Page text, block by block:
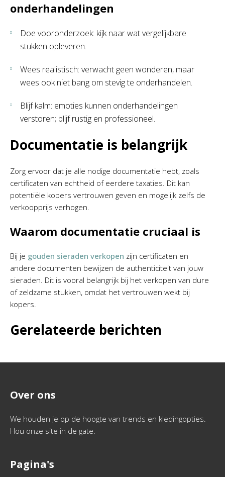
onderhandelingen
Doe vooronderzoek: kijk naar wat vergelijkbare
stukken opleveren.
Wees realistisch: verwacht geen wonderen, maar
wees ook niet bang om stevig te onderhandelen.
Blijf kalm: emoties kunnen onderhandelingen
verstoren; blijf rustig en professioneel.
Documentatie is belangrijk
Zorg ervoor dat je alle nodige documentatie hebt, zoals
certificaten van echtheid of eerdere taxaties. Dit kan
potentiële kopers vertrouwen geven en mogelijk zelfs de
verkoopprijs verhogen.
Waarom documentatie cruciaal is
Bij je gouden sieraden verkopen zijn certificaten en
andere documenten bewijzen de authenticiteit van jouw
sieraden. Dit is vooral belangrijk bij het verkopen van dure
of zeldzame stukken, omdat het vertrouwen wekt bij
kopers.
Gerelateerde berichten
Over ons
We houden je op de hoogte van trends en kledingopties.
Hou onze site in de gate.
Pagina's